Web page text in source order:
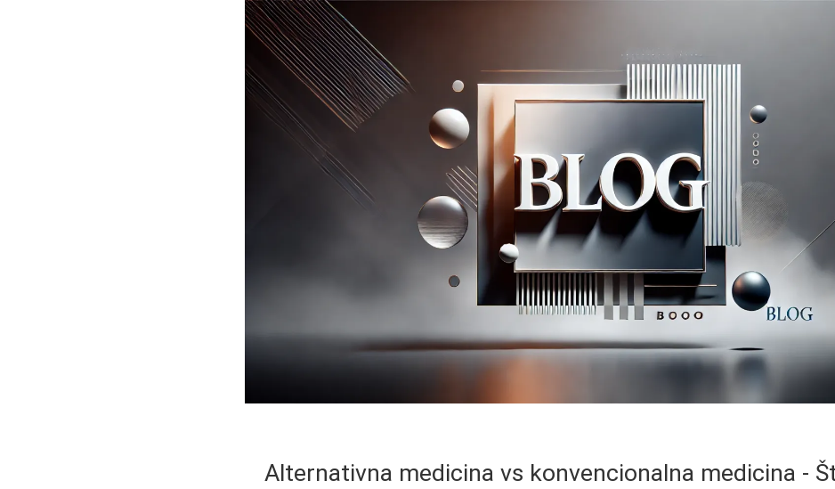
Alternativna medicina vs konvencionalna medicina -